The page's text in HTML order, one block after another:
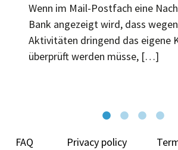
Wenn im Mail-Postfach eine
Bank angezeigt wird, dass
Aktivitäten dringend das eigene
überprüft werden müsse, […]
FAQ Privacy policy